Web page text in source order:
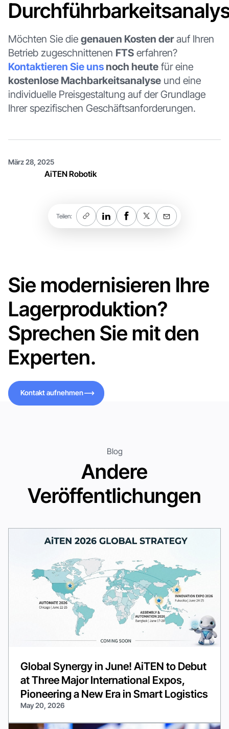
Möchten Sie die genauen Kosten derauf Ihren
Betrieb zugeschnittenen FTSerfahren?
Kontaktieren Sie unsnoch heutefür eine
kostenlose Machbarkeitsanalyseund eine
individuelle Preisgestaltung auf der Grundlage
Ihrer spezifischen Geschäftsanforderungen.
März 28, 2025
AiTEN Robotik
Teilen:
Sie modernisieren Ihre
Lagerproduktion?
Sprechen Sie mit den
Experten.
Kontakt aufnehmen
Blog
Andere
Veröffentlichungen
Global Synergy in June! AiTEN to Debut
at Three Major International Expos,
Pioneering a New Era in Smart Logistics
May 20, 2026